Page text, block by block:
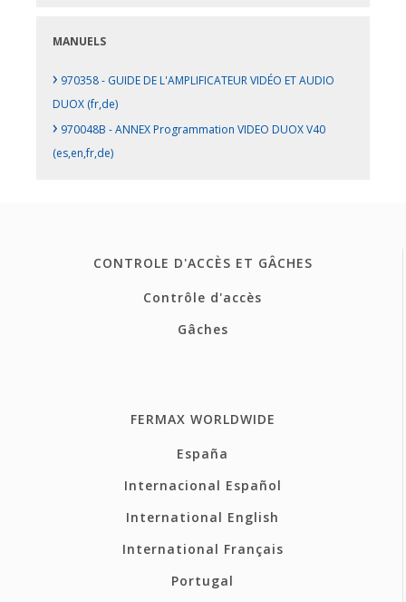
MANUELS
› 970358 - GUIDE DE L'AMPLIFICATEUR VIDÉO ET AUDIO
DUOX (fr,de)
› 970048B - ANNEX Programmation VIDEO DUOX V40
(es,en,fr,de)
CONTROLE D'ACCÈS ET GÂCHES
Contrôle d'accès
Gâches
FERMAX WORLDWIDE
España
Internacional Español
International English
International Français
Portugal